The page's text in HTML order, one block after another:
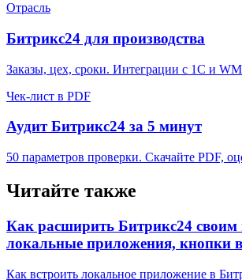
Отрасль
Битрикс24 для производства
Заказы, цех, сроки. Интеграции с 1С и
Чек-лист в PDF
Аудит Битрикс24 за 5 минут
50 параметров проверки. Скачайте PDF,
Читайте также
Как расширить Битрикс24
локальные приложения, кнопки
Как встроить локальное приложение в